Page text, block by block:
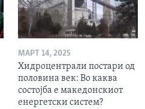
МАРТ 14, 2025
Хидроцентрали постари од
половина век: Во каква
состојба е македонскиот
енергетски систем?